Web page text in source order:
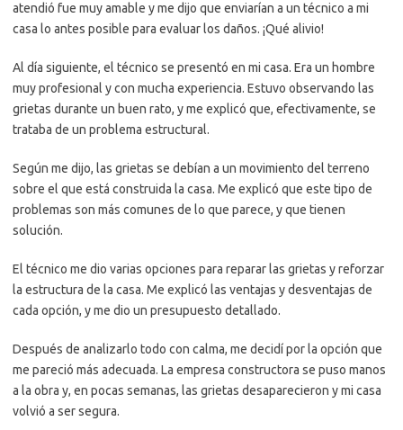
atendió fue muy amable y me dijo que enviarían a un técnico a mi
casa lo antes posible para evaluar los daños. ¡Qué alivio!
Al día siguiente, el técnico se presentó en mi casa. Era un hombre
muy profesional y con mucha experiencia. Estuvo observando las
grietas durante un buen rato, y me explicó que, efectivamente, se
trataba de un problema estructural.
Según me dijo, las grietas se debían a un movimiento del terreno
sobre el que está construida la casa. Me explicó que este tipo de
problemas son más comunes de lo que parece, y que tienen
solución.
El técnico me dio varias opciones para reparar las grietas y reforzar
la estructura de la casa. Me explicó las ventajas y desventajas de
cada opción, y me dio un presupuesto detallado.
Después de analizarlo todo con calma, me decidí por la opción que
me pareció más adecuada. La empresa constructora se puso manos
a la obra y, en pocas semanas, las grietas desaparecieron y mi casa
volvió a ser segura.